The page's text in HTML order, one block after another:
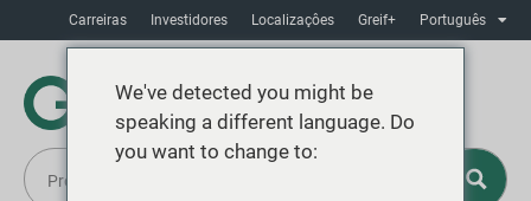
Carreiras Investidores Localizaçôes Greif+ Português
We've detected you might be
speaking a different language. Do
you want to change to: